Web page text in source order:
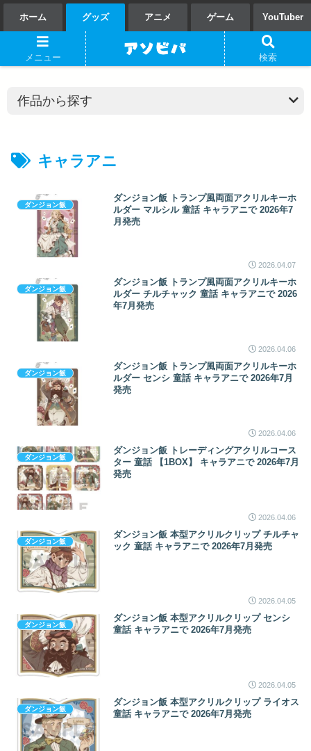
ホーム グッズ アニメ ゲーム YouTuber
キャラアニ
ダンジョン飯
ダンジョン飯 トランプ風両面アクリルキーホ
ルダー マルシル 童話 キャラアニで 2026年7
月発売
2026.04.07
ダンジョン飯
ダンジョン飯 トランプ風両面アクリルキーホ
ルダー チルチャック 童話 キャラアニで 2026
年7月発売
2026.04.06
ダンジョン飯
ダンジョン飯 トランプ風両面アクリルキーホ
ルダー センシ 童話 キャラアニで 2026年7月
発売
2026.04.06
ダンジョン飯
ダンジョン飯 トレーディングアクリルコース
ター 童話 【1BOX】 キャラアニで 2026年7月
発売
2026.04.06
ダンジョン飯
ダンジョン飯 本型アクリルクリップ チルチャ
ック 童話 キャラアニで 2026年7月発売
2026.04.05
ダンジョン飯
ダンジョン飯 本型アクリルクリップ センシ
童話 キャラアニで 2026年7月発売
2026.04.05
ダンジョン飯
ダンジョン飯 本型アクリルクリップ ライオス
童話 キャラアニで 2026年7月発売
メニュー 検索